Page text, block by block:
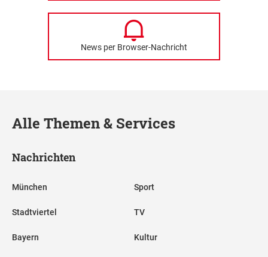
News per Browser-Nachricht
Alle Themen & Services
Nachrichten
München
Stadtviertel
Bayern
Sport
TV
Kultur